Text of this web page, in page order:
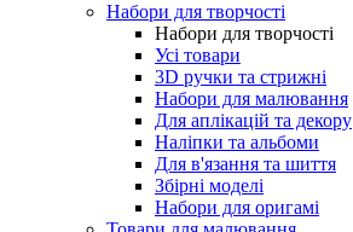
Набори для творчості
Набори для творчості
Усі товари
3D ручки та стрижні
Набори для малювання
Для аплікацій та декору
Наліпки та альбоми
Для в'язання та шиття
Збірні моделі
Набори для оригамі